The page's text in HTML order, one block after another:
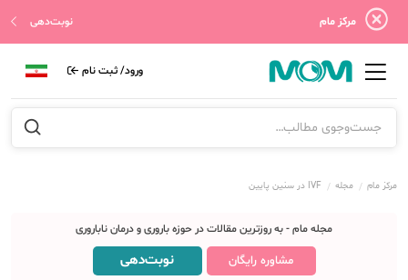
مرکز مام نوبت‌دهی
ورود/ ثبت نام
مرکز مام مجله IVF در سنین پایین
مجله مام - به روزترین مقالات در حوزه باروری و درمان ناباروری
مشاوره رایگان نوبت‌دهی